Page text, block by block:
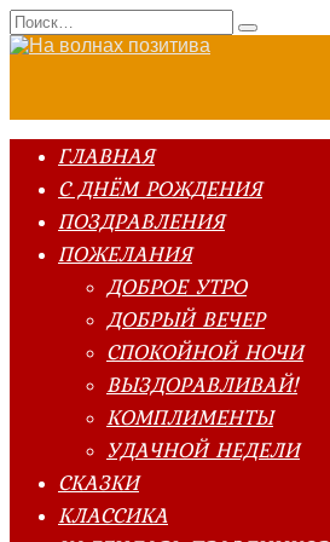
Перейти
к
Search
for:
ГЛАВНАЯ
С ДНЁМ РОЖДЕНИЯ
ПОЗДРАВЛЕНИЯ
ПОЖЕЛАНИЯ
ДОБРОЕ УТРО
ДОБРЫЙ ВЕЧЕР
СПОКОЙНОЙ НОЧИ
ВЫЗДОРАВЛИВАЙ!
КОМПЛИМЕНТЫ
УДАЧНОЙ НЕДЕЛИ
СКАЗКИ
КЛАССИКА